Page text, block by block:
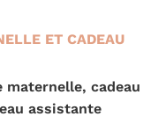
ET CADEAU
maternelle, cadeau
assistante